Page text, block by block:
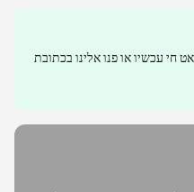
24/7. התחילו צ'אט חי עכשיו או פנו אלינו בכתובת